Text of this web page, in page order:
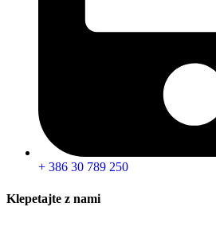
+ 386 30 789 250
Klepetajte z nami